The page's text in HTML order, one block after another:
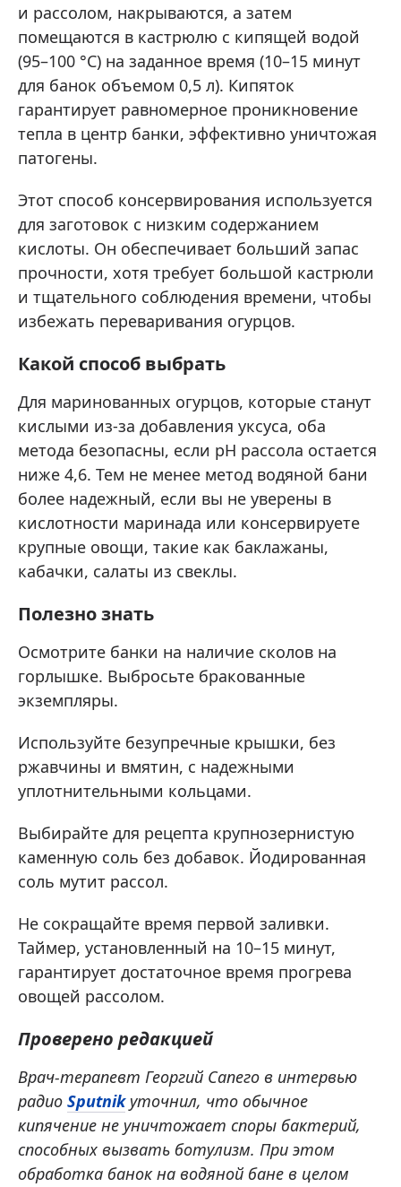
и рассолом, накрываются, а затем
помещаются в кастрюлю с кипящей водой
(95–100 °C) на заданное время (10–15 минут
для банок объемом 0,5 л). Кипяток
гарантирует равномерное проникновение
тепла в центр банки, эффективно уничтожая
патогены.
Этот способ консервирования используется
для заготовок с низким содержанием
кислоты. Он обеспечивает больший запас
прочности, хотя требует большой кастрюли
и тщательного соблюдения времени, чтобы
избежать переваривания огурцов.
Какой способ выбрать
Для маринованных огурцов, которые станут
кислыми из-за добавления уксуса, оба
метода безопасны, если pH рассола остается
ниже 4,6. Тем не менее метод водяной бани
более надежный, если вы не уверены в
кислотности маринада или консервируете
крупные овощи, такие как баклажаны,
кабачки, салаты из свеклы.
Полезно знать
Осмотрите банки на наличие сколов на
горлышке. Выбросьте бракованные
экземпляры.
Используйте безупречные крышки, без
ржавчины и вмятин, с надежными
уплотнительными кольцами.
Выбирайте для рецепта крупнозернистую
каменную соль без добавок. Йодированная
соль мутит рассол.
Не сокращайте время первой заливки.
Таймер, установленный на 10–15 минут,
гарантирует достаточное время прогрева
овощей рассолом.
Проверено редакцией
Врач-терапевт Георгий Сапего в интервью
радио Sputnikуточнил, что обычное
кипячение не уничтожает споры бактерий,
способных вызвать ботулизм. При этом
обработка банок на водяной бане в целом